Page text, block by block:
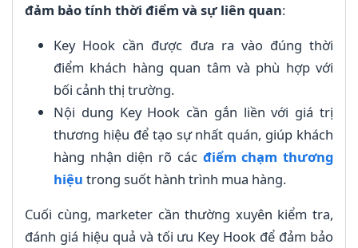
đảm bảo tính thời điểm và sự liên quan:
Key Hook cần được đưa ra vào đúng thời
điểm khách hàng quan tâm và phù hợp với
bối cảnh thị trường.
Nội dung Key Hook cần gắn liền với giá trị
thương hiệu để tạo sự nhất quán, giúp khách
hàng nhận diện rõ các điểm chạm thương
hiệu trong suốt hành trình mua hàng.
Cuối cùng, marketer cần thường xuyên kiểm tra,
đánh giá hiệu quả và tối ưu Key Hook để đảm bảo